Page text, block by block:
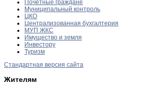
Почетные граждане
Муниципальный контроль
ЦКО
Централизованная бухгалтерия
МУП ЖКС
Имущество и земля
Инвестору
Туризм
Стандартная версия сайта
Жителям